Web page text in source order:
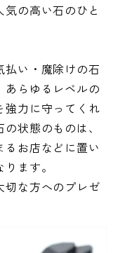
の高い石のひと
払い・魔除けの石
あらゆるレベルの
強力に守ってくれ
状態のものは、
お店などに置い
ます。
切な方へのプレゼ